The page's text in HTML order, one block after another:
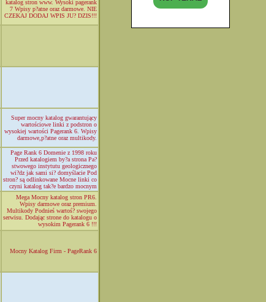
katalog stron www. Wysoki pagerank
7 Wpisy p?atne oraz darmowe. NIE
CZEKAJ DODAJ WPIS JU? DZIS!!!
Super mocny katalog gwarantujący
wartościowe linki z podstron o
wysokiej wartości Pagerank 6. Wpisy
darmowe,p?atne oraz multikody.
Page Rank 6 Domenie z 1998 roku
Przed katalogiem by?a strona Pa?
stwowego instytutu geologicznego
wi?dz jak sami si? domyślacie Pod
stron? są odlinkowane Mocne linki co
czyni katalog tak?e bardzo mocnym
Mega Mocny katalog stron PR6.
Wpisy darmowe oraz premium.
Multikody Podnieś wartoś? swojego
serwisu. Dodając strone do katalogu o
wysokim Pagerank 6 !!!
Mocny Katalog Firm - PageRank 6